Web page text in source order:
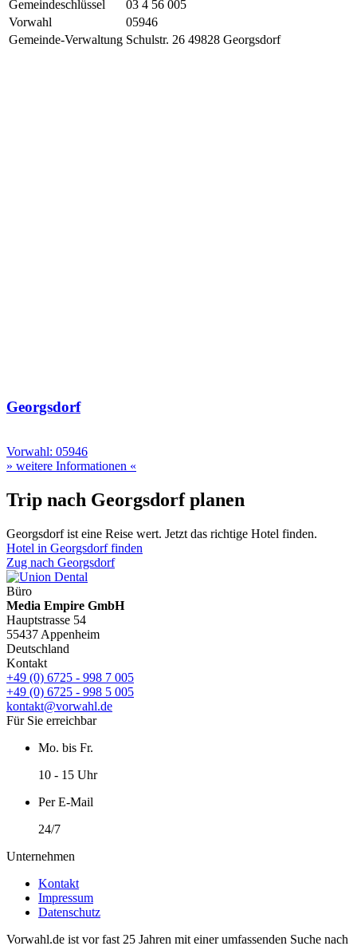
Gemeindeschlüssel
03 4 56 005
Vorwahl
05946
Gemeinde-Verwaltung Schulstr. 26 49828 Georgsdorf
Georgsdorf
Vorwahl: 05946
» weitere Informationen «
Trip nach Georgsdorf planen
Georgsdorf ist eine Reise wert. Jetzt das richtige Hotel finden.
Hotel in Georgsdorf finden
Zug nach Georgsdorf
Büro
Media Empire GmbH
Hauptstrasse 54
55437 Appenheim
Deutschland
Kontakt
+49 (0) 6725 - 998 7 005
+49 (0) 6725 - 998 5 005
kontakt@vorwahl.de
Für Sie erreichbar
Mo. bis Fr.
10 - 15 Uhr
Per E-Mail
24/7
Unternehmen
Kontakt
Impressum
Datenschutz
Vorwahl.de ist vor fast 25 Jahren mit einer umfassenden Suche nach